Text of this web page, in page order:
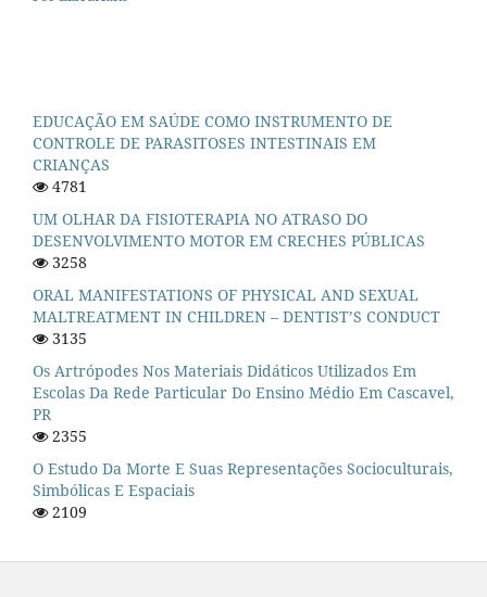
EDUCAÇÃO EM SAÚDE COMO INSTRUMENTO DE
CONTROLE DE PARASITOSES INTESTINAIS EM
CRIANÇAS
4781
UM OLHAR DA FISIOTERAPIA NO ATRASO DO
DESENVOLVIMENTO MOTOR EM CRECHES PÚBLICAS
3258
ORAL MANIFESTATIONS OF PHYSICAL AND SEXUAL
MALTREATMENT IN CHILDREN – DENTIST’S CONDUCT
3135
Os Artrópodes Nos Materiais Didáticos Utilizados Em
Escolas Da Rede Particular Do Ensino Médio Em Cascavel,
PR
2355
O Estudo Da Morte E Suas Representações Socioculturais,
Simbólicas E Espaciais
2109